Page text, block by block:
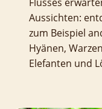
Aussichten:
zum Beispiel
Hyänen,
Elefanten und